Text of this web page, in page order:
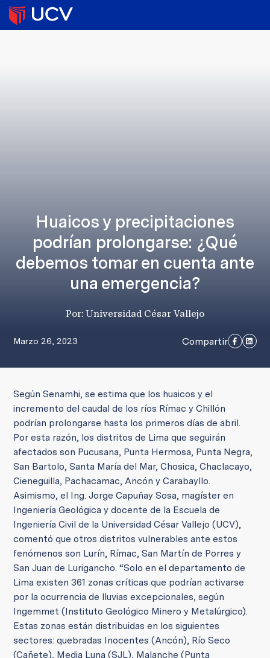
Huaicos y precipitaciones
podrían prolongarse: ¿Qué
debemos tomar en cuenta ante
una emergencia?
Por: Universidad César Vallejo
Marzo 26, 2023 Compartir
Según Senamhi, se estima que los huaicos y el
incremento del caudal de los ríos Rímac y Chillón
podrían prolongarse hasta los primeros días de abril.
Por esta razón, los distritos de Lima que seguirán
afectados son Pucusana, Punta Hermosa, Punta Negra,
San Bartolo, Santa María del Mar, Chosica, Chaclacayo,
Cieneguilla, Pachacamac, Ancón y Carabayllo.
Asimismo, el Ing. Jorge Capuñay Sosa, magíster en
Ingeniería Geológica y docente de la Escuela de
Ingeniería Civil de la Universidad César Vallejo (UCV),
comentó que otros distritos vulnerables ante estos
fenómenos son Lurín, Rímac, San Martín de Porres y
San Juan de Lurigancho. “Solo en el departamento de
Lima existen 361 zonas críticas que podrían activarse
por la ocurrencia de lluvias excepcionales, según
Ingemmet (Instituto Geológico Minero y Metalúrgico).
Estas zonas están distribuidas en los siguientes
sectores: quebradas Inocentes (Ancón), Río Seco
(Cañete), Media Luna (SJL), Malanche (Punta